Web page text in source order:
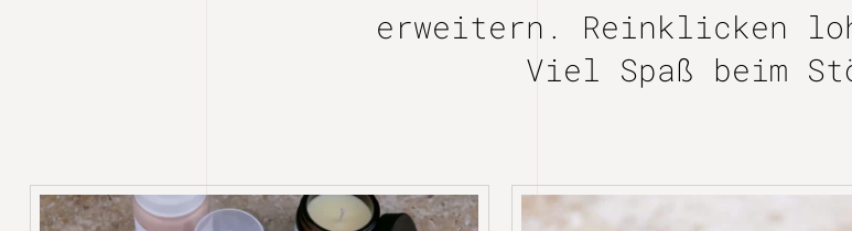
erweitern. Reinklicken
Viel Spaß beim